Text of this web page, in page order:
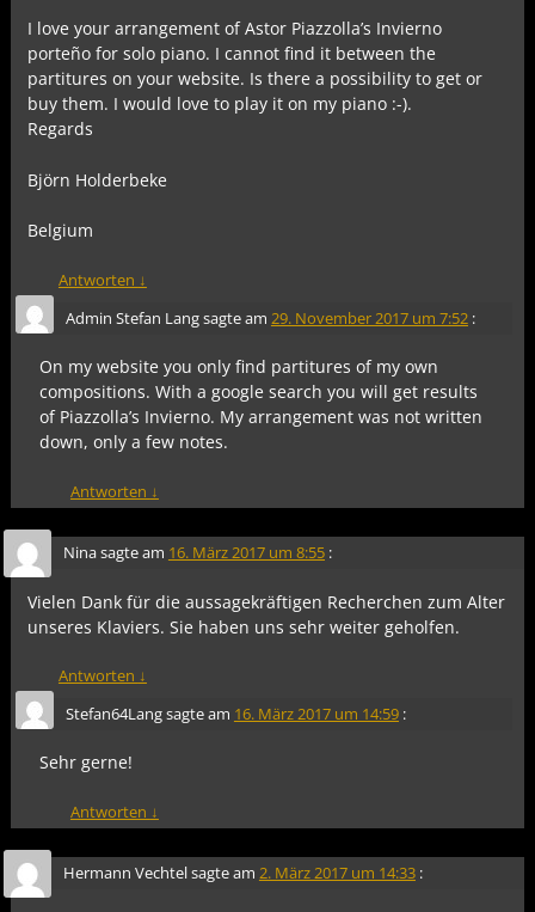
I love your arrangement of Astor Piazzolla’s Invierno
porteño for solo piano. I cannot find it between the
partitures on your website. Is there a possibility to get or
buy them. I would love to play it on my piano :-).
Regards
Björn Holderbeke
Belgium
Antworten ↓
Admin Stefan Langsagte am 29. November 2017 um 7:52 :
On my website you only find partitures of my own
compositions. With a google search you will get results
of Piazzolla’s Invierno. My arrangement was not written
down, only a few notes.
Antworten ↓
Ninasagte am 16. März 2017 um 8:55 :
Vielen Dank für die aussagekräftigen Recherchen zum Alter
unseres Klaviers. Sie haben uns sehr weiter geholfen.
Antworten ↓
Stefan64Langsagte am 16. März 2017 um 14:59 :
Sehr gerne!
Antworten ↓
Hermann Vechtelsagte am 2. März 2017 um 14:33 :